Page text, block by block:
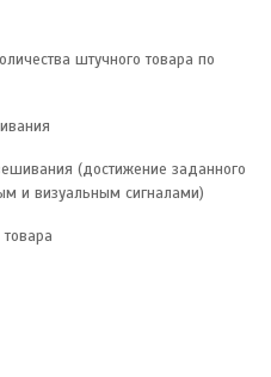
штучного товара по
(достижение заданного
и визуальным сигналами)